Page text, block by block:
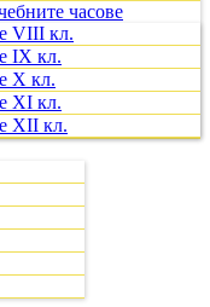
часове
VIII кл.
IX кл.
X кл.
XI кл.
XII кл.